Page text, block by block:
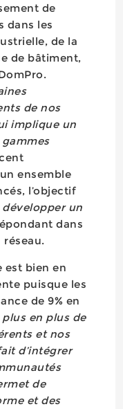
de
dans les
de la
de bâtiment,
de nos
implique un
ensemble
l’objectif
développer un
dans
est bien en
puisque les
de 9% en
en plus de
et nos
d’intégrer
de
et des